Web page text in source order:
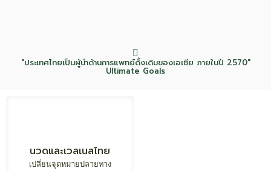
"ประเทศไทยเป็นผู้นำด้านการแพทย์ดั้งเดิมของเอเชีย ภายในปี 2570"
Ultimate Goals
นวดและเวลเนสไทย
เปลี่ยนจุดหมายปลายทาง
ยกระดับอุตสาหกรรม
ให้กลายเป็นมาตรฐานโลก